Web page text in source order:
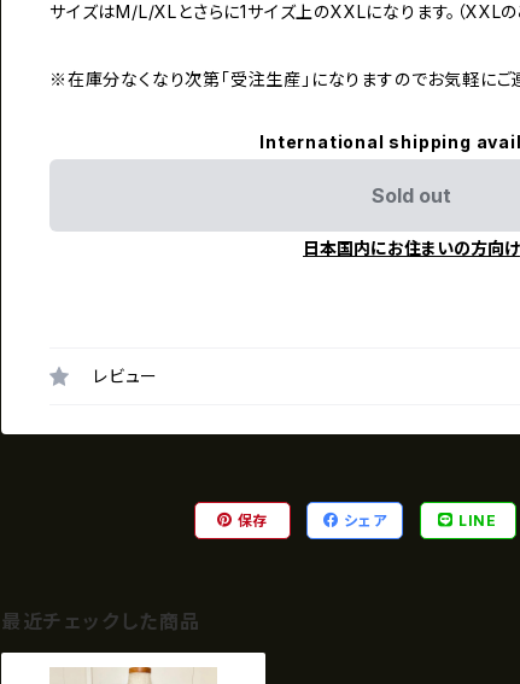
サイズはM/L/XLとさらに1サイズ上のXXLになります。（XXL
※在庫分なくなり次第「受注生産」になりますのでお気軽にご
International shipping
Sold out
日本国内にお住まいの方向け
レビュー
保存 シェア LINE
最近チェックした商品